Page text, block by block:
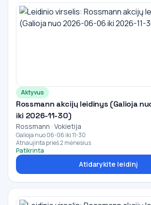
Aktyvus
Rossmann akcijų leidinys (Galioja
iki 2026-11-30)
Rossmann · Vokietija
Galioja nuo 06-06 iki 11-30
Atnaujinta prieš 2 mėnesius
Patikrinta
Atidarykite leidinį